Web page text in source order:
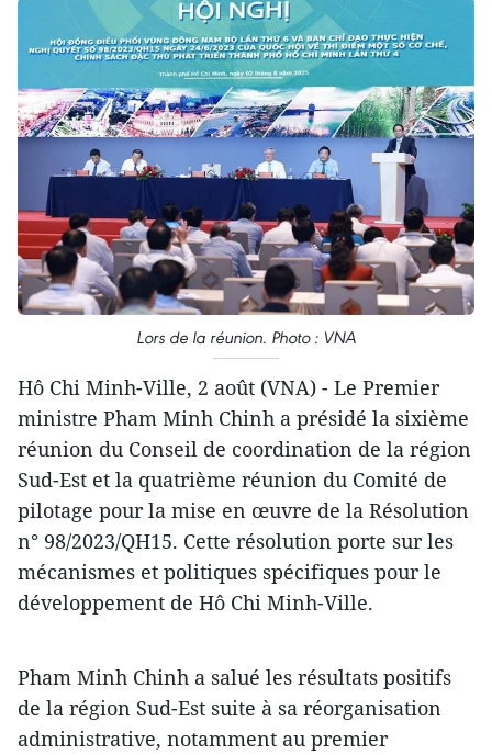
Lors de la réunion. Photo : VNA
Hô Chi Minh-Ville, 2 août (VNA) - Le Premier
ministre Pham Minh Chinh a présidé la sixième
réunion du Conseil de coordination de la région
Sud-Est et la quatrième réunion du Comité de
pilotage pour la mise en œuvre de la Résolution
n° 98/2023/QH15. Cette résolution porte sur les
mécanismes et politiques spécifiques pour le
développement de Hô Chi Minh-Ville.
Pham Minh Chinh a salué les résultats positifs
de la région Sud-Est suite à sa réorganisation
administrative, notamment au premier